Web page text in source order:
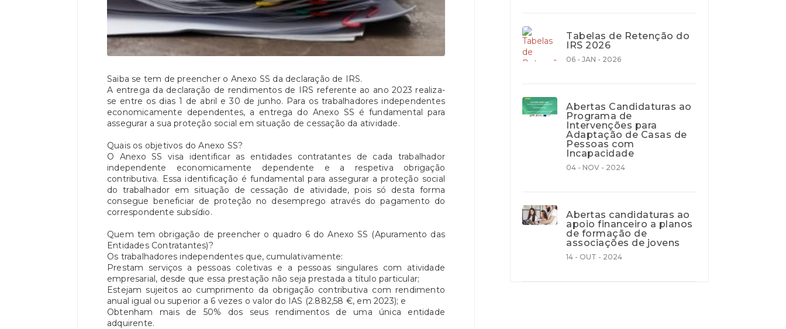
Saiba se tem de preencher o Anexo SS da declaração de IRS.
A entrega da declaração de rendimentos de IRS referente ao ano 2023 realiza-
se entre os dias 1 de abril e 30 de junho. Para os trabalhadores independentes
economicamente dependentes, a entrega do Anexo SS é fundamental para
assegurar a sua proteção social em situação de cessação da atividade.
Quais os objetivos do Anexo SS?
O Anexo SS visa identificar as entidades contratantes de cada trabalhador
independente economicamente dependente e a respetiva obrigação
contributiva. Essa identificação é fundamental para assegurar a proteção social
do trabalhador em situação de cessação de atividade, pois só desta forma
consegue beneficiar de proteção no desemprego através do pagamento do
correspondente subsídio.
Quem tem obrigação de preencher o quadro 6 do Anexo SS (Apuramento das
Entidades Contratantes)?
Os trabalhadores independentes que, cumulativamente:
Prestam serviços a pessoas coletivas e a pessoas singulares com atividade
empresarial, desde que essa prestação não seja prestada a título particular;
Estejam sujeitos ao cumprimento da obrigação contributiva com rendimento
anual igual ou superior a 6 vezes o valor do IAS (2.882,58 €, em 2023); e
Obtenham mais de 50% dos seus rendimentos de uma única entidade
adquirente.
Tabelas de Retenção do
IRS 2026
06 - JAN - 2026
Abertas Candidaturas ao
Programa de
Intervenções para
Adaptação de Casas de
Pessoas com
Incapacidade
04 - NOV - 2024
Abertas candidaturas ao
apoio financeiro a planos
de formação de
associações de jovens
14 - OUT - 2024